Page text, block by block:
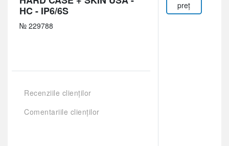
HC - IP6/6S
№ 229788
Recenziile clienților
Comentariile clienților
preț